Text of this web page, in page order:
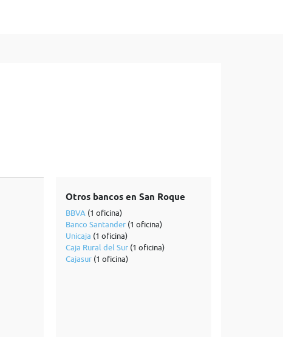
Otros bancos en San Roque
BBVA (1 oficina)
Banco Santander(1 oficina)
Unicaja (1 oficina)
Caja Rural del Sur(1 oficina)
Cajasur(1 oficina)